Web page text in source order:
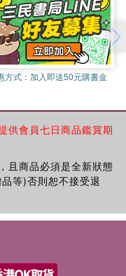
方式： 加入即送50元購書金
供會員七日商品鑑賞期
且商品必須是全新狀態
等)否則恕不接受退